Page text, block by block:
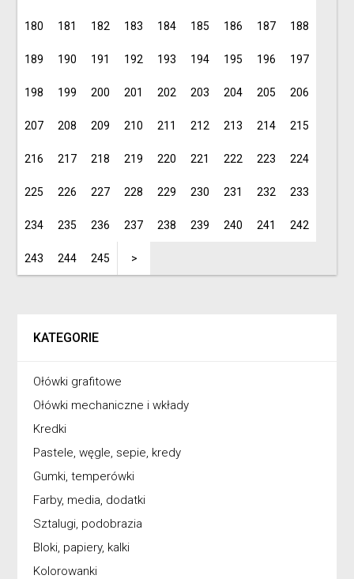
180 181 182 183 184 185 186 187 188
189 190 191 192 193 194 195 196 197
198 199 200 201 202 203 204 205 206
207 208 209 210 211 212 213 214 215
216 217 218 219 220 221 222 223 224
225 226 227 228 229 230 231 232 233
234 235 236 237 238 239 240 241 242
243 244 245 >
KATEGORIE
Ołówki grafitowe
Ołówki mechaniczne i wkłady
Kredki
Pastele, węgle, sepie, kredy
Gumki, temperówki
Farby, media, dodatki
Sztalugi, podobrazia
Bloki, papiery, kalki
Kolorowanki